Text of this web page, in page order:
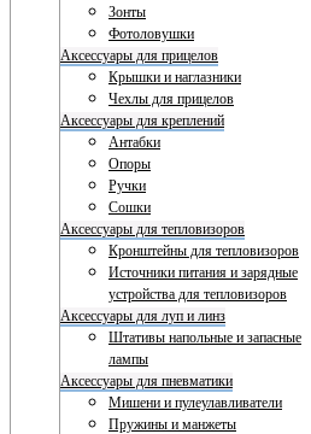
Зонты
Фотоловушки
Аксессуары для прицелов
Крышки и наглазники
Чехлы для прицелов
Аксессуары для креплений
Антабки
Опоры
Ручки
Сошки
Аксессуары для тепловизоров
Кронштейны для тепловизоров
Источники питания и зарядные
устройства для тепловизоров
Аксессуары для луп и линз
Штативы напольные и запасные
лампы
Аксессуары для пневматики
Мишени и пулеулавливатели
Пружины и манжеты